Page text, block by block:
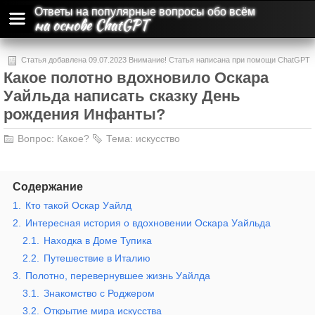
Ответы на популярные вопросы обо всём
на основе ChatGPT
Статья добавлена 09.07.2023 Внимание! Статья написана при помощи ChatGPT
и может содержать ошибки и неточности.
Какое полотно вдохновило Оскара
Уайльда написать сказку День
рождения Инфанты?
Вопрос: Какое? Тема: искусство
Содержание
1.
Кто такой Оскар Уайлд
2.
Интересная история о вдохновении Оскара Уайльда
2.1.
Находка в Доме Тупика
2.2.
Путешествие в Италию
3.
Полотно, перевернувшее жизнь Уайлда
3.1.
Знакомство с Роджером
3.2.
Открытие мира искусства